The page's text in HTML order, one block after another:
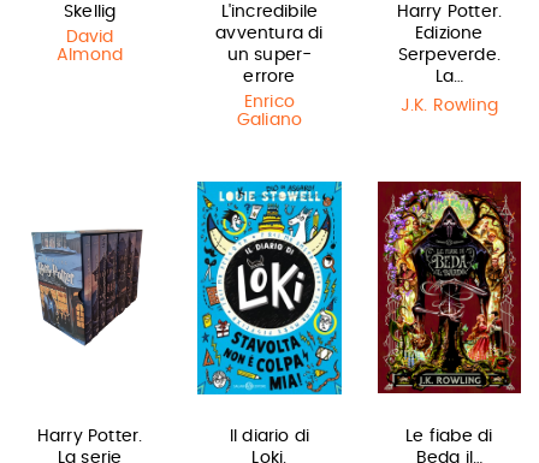
Skellig
David
Almond
L'incredibile
avventura di
un super-
errore
Enrico
Galiano
Harry Potter.
Edizione
Serpeverde.
La…
J.K. Rowling
Harry Potter.
La serie
Il diario di
Loki.
Le fiabe di
Beda il…